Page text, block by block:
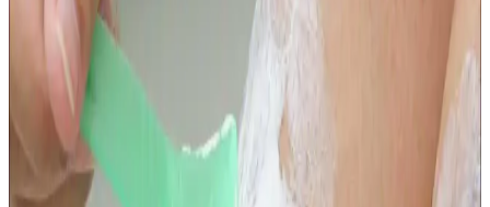
Jack N' Jill Doğal Çocuk Diş Fırçası - Çevre Dostu
ve Güvenli Temizlik Seçeneği
Çocuklar için tasarlanmış, doğal ve çevre dostu malzemelerden
üretilmiş Jack N' Jill diş fırçası, nazik ve etkili temizlik sağlar,
ergonomik tasarımıyla kullanım kolaylığı sunar ve çevreye duyarlı
bir diş bakım seçeneğidir.
Nutrigen Balık Yağı ve Üzüm Şurubu Seti: